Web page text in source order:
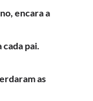
encara a
cada pai.
as